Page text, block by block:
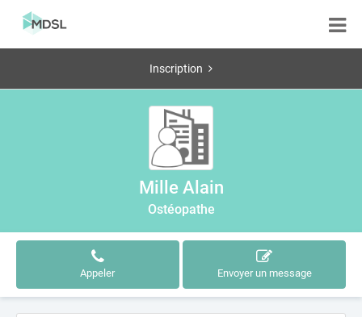
Inscription
Mille Alain
Ostéopathe
Appeler Envoyer un message